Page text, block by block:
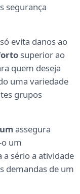
segurança
evita danos ao
superior ao
quem deseja
uma variedade
grupos
assegura
um
sério a atividade
demandas de um